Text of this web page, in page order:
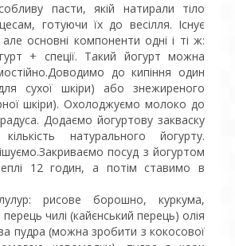
пасти, якій натирали тіло
готуючи їх до весілля. Існує
але основні компоненти одні і ті ж:
+ спеції. Такий йогурт можна
до кипіння один
сухої шкіри) або знежиреного
шкіри). Охолоджуємо молоко до
Додаємо йогуртову закваску
натурального йогурту.
посуд з йогуртом
12 годин, а потім ставимо в
рисове борошно, куркума,
чилі (кайєнський перець) олія
пудра (можна зробити з кокосової